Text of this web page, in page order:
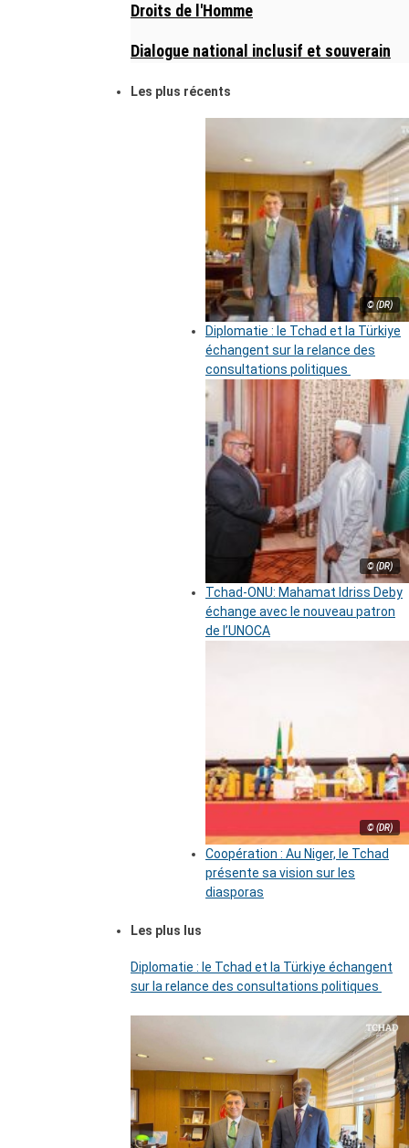
Droits de l'Homme
Dialogue national inclusif et souverain
Les plus récents
© (DR)
Diplomatie : le Tchad et la Türkiye
échangent sur la relance des
consultations politiques
© (DR)
Tchad-ONU: Mahamat Idriss Deby
échange avec le nouveau patron
de l’UNOCA
© (DR)
Coopération : Au Niger, le Tchad
présente sa vision sur les
diasporas
Les plus lus
Diplomatie : le Tchad et la Türkiye échangent
sur la relance des consultations politiques